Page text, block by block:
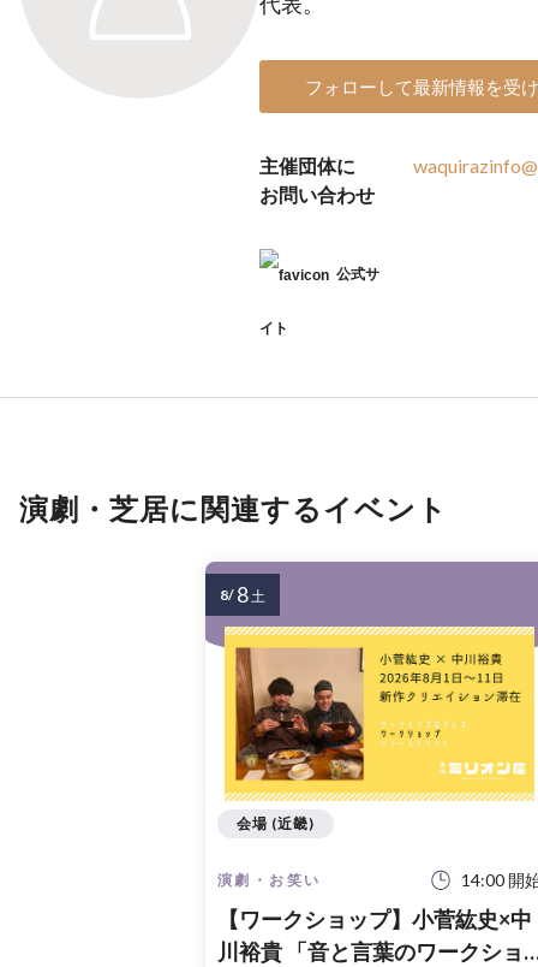
フォローして最新情報を受
主催団体に
お問い合わせ
公式サ
イト
演劇・芝居に関連するイベント
演劇・お笑い 14:00 開
【ワークショップ】小菅紘史×中
川裕貴 「音と言葉のワークショ
会場 (近畿)
8/ 8土